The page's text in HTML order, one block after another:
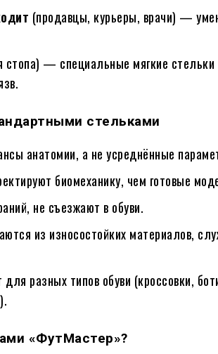
(продавцы, курьеры, врачи) —
стопа) — специальные мягкие стельки
стельками
анатомии, а не усреднённые
биомеханику, чем готовые
не съезжают в обуви.
из износостойких материалов,
разных типов обуви (кроссовки,
«ФутМастер»?